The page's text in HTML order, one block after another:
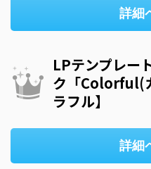
詳細
LPテンプレー
ク「Colorful(
ラフル】
詳細